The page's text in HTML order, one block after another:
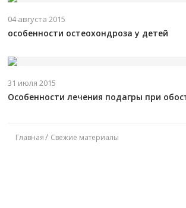
04 августа 2015
особенности остеохондроза у детей
31 июля 2015
Особенности лечения подагры при
Главная Свежие материалы